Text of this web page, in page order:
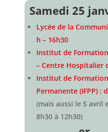
Samedi 25
Lycée de la
h – 16h30
Institut de
– Centre Hospitalier
Institut de
Permanente (IFPP) :
(mais aussi le 5 avril
8h30 à 12h30)